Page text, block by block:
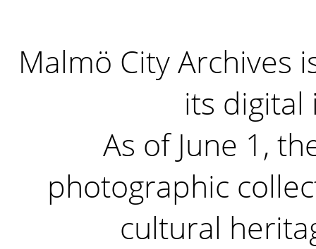
Malmö City Archives
its digital
As of June 1,
photographic
cultural